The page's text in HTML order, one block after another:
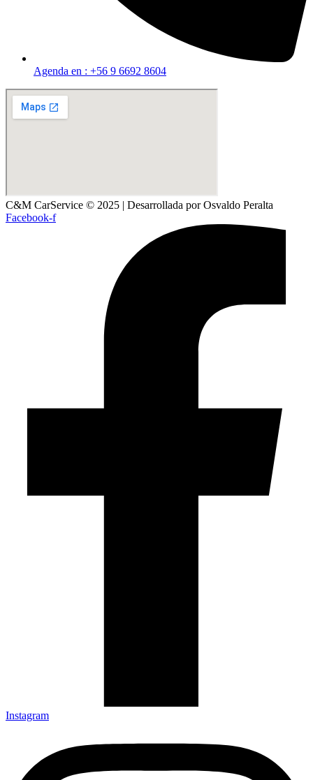
Agenda en : +56 9 6692 8604
C&M CarService © 2025 | Desarrollada por Osvaldo Peralta
Facebook-f
Instagram